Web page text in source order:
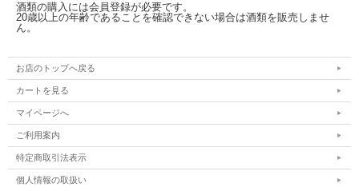
酒類の購入には会員登録が必要です。
20歳以上の年齢であることを確認できない場合は酒類を販売しませ
ん。
お店のトップへ戻る
カートを見る
マイページへ
ご利用案内
特定商取引法表示
個人情報の取扱い